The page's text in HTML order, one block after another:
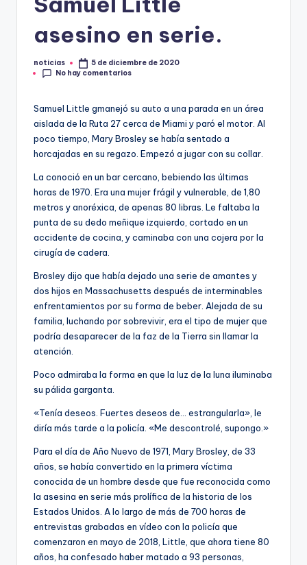
asesino en serie.
Publicado
por
noticias
5 de diciembre de 2020
No hay comentarios
Samuel Little gmanejó su auto a una parada en un área
aislada de la Ruta 27 cerca de Miami y paró el motor. Al
poco tiempo, Mary Brosley se había sentado a
horcajadas en su regazo. Empezó a jugar con su collar.
La conoció en un bar cercano, bebiendo las últimas
horas de 1970. Era una mujer frágil y vulnerable, de 1,80
metros y anoréxica, de apenas 80 libras. Le faltaba la
punta de su dedo meñique izquierdo, cortado en un
accidente de cocina, y caminaba con una cojera por la
cirugía de cadera.
Brosley dijo que había dejado una serie de amantes y
dos hijos en Massachusetts después de interminables
enfrentamientos por su forma de beber. Alejada de su
familia, luchando por sobrevivir, era el tipo de mujer que
podría desaparecer de la faz de la Tierra sin llamar la
atención.
Poco admiraba la forma en que la luz de la luna iluminaba
su pálida garganta.
«Tenía deseos. Fuertes deseos de… estrangularla», le
diría más tarde a la policía. «Me descontrolé, supongo.»
Para el día de Año Nuevo de 1971, Mary Brosley, de 33
años, se había convertido en la primera víctima
conocida de un hombre desde que fue reconocida como
la asesina en serie más prolífica de la historia de los
Estados Unidos. A lo largo de más de 700 horas de
entrevistas grabadas en vídeo con la policía que
comenzaron en mayo de 2018, Little, que ahora tiene 80
años, ha confesado haber matado a 93 personas,